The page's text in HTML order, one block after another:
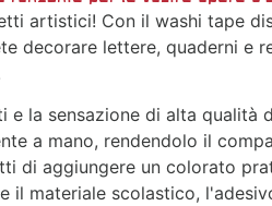
artistici! Con il washi tape
decorare lettere, quaderni e
la sensazione di alta qualità
a mano, rendendolo il
di aggiungere un colorato
il materiale scolastico,